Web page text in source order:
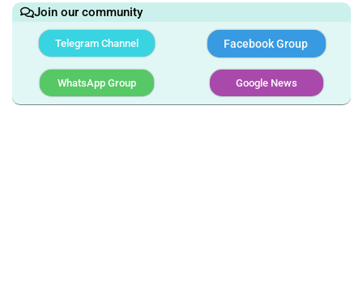
Join our community
Telegram Channel Facebook Group
WhatsApp Group Google News